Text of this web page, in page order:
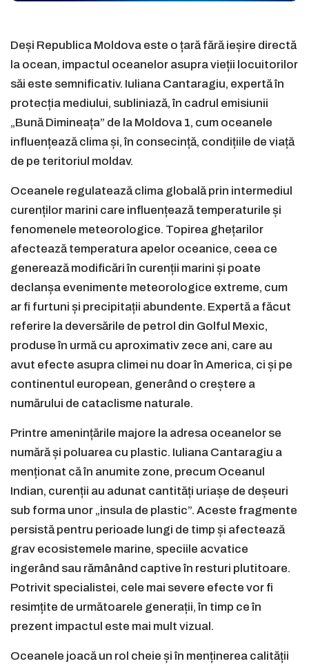
Deși Republica Moldova este o țară fără ieșire directă
la ocean, impactul oceanelor asupra vieții locuitorilor
săi este semnificativ. Iuliana Cantaragiu, expertă în
protecția mediului, subliniază, în cadrul emisiunii
„Bună Dimineața” de la Moldova 1, cum oceanele
influențează clima și, în consecință, condițiile de viață
de pe teritoriul moldav.
Oceanele regulatează clima globală prin intermediul
curenților marini care influențează temperaturile și
fenomenele meteorologice. Topirea ghețarilor
afectează temperatura apelor oceanice, ceea ce
generează modificări în curenții marini și poate
declanșa evenimente meteorologice extreme, cum
ar fi furtuni și precipitații abundente. Expertă a făcut
referire la deversările de petrol din Golful Mexic,
produse în urmă cu aproximativ zece ani, care au
avut efecte asupra climei nu doar în America, ci și pe
continentul european, generând o creștere a
numărului de cataclisme naturale.
Printre amenințările majore la adresa oceanelor se
numără și poluarea cu plastic. Iuliana Cantaragiu a
menționat că în anumite zone, precum Oceanul
Indian, curenții au adunat cantități uriașe de deșeuri
sub forma unor „insula de plastic”. Aceste fragmente
persistă pentru perioade lungi de timp și afectează
grav ecosistemele marine, speciile acvatice
ingerând sau rămânând captive în resturi plutitoare.
Potrivit specialistei, cele mai severe efecte vor fi
resimțite de următoarele generații, în timp ce în
prezent impactul este mai mult vizual.
Oceanele joacă un rol cheie și în menținerea calității